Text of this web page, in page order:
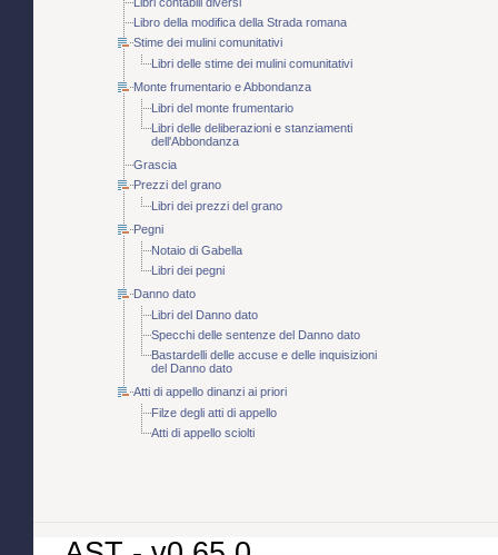
Libro della modifica della Strada romana
Stime dei mulini comunitativi
Libri delle stime dei mulini comunitativi
Monte frumentario e Abbondanza
Libri del monte frumentario
Libri delle deliberazioni e stanziamenti
dell'Abbondanza
Grascia
Prezzi del grano
Libri dei prezzi del grano
Pegni
Notaio di Gabella
Libri dei pegni
Danno dato
Libri del Danno dato
Specchi delle sentenze del Danno dato
Bastardelli delle accuse e delle inquisizioni
del Danno dato
Atti di appello dinanzi ai priori
Filze degli atti di appello
Atti di appello sciolti